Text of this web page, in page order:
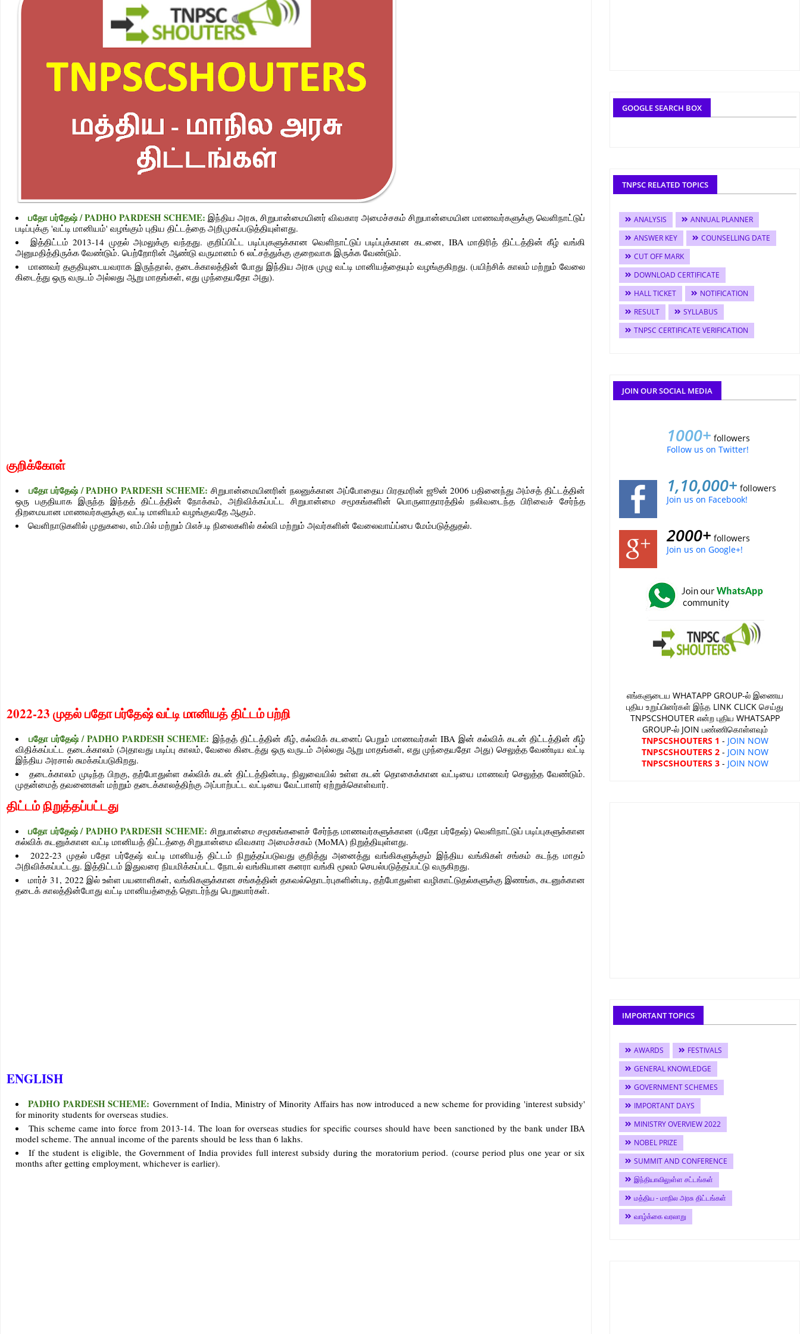
பதோ பர்தேஷ் / PADHO PARDESH SCHEME: இந்திய அரசு, சிறுபான்மையினர் விவகார அமைச்சகம் சிறுபான்மையின மாணவர்களுக்கு வெளிநாட்டுப்
படிப்புக்கு 'வட்டி மானியம்' வழங்கும் புதிய திட்டத்தை அறிமுகப்படுத்தியுள்ளது.
இத்திட்டம் 2013-14 முதல் அமலுக்கு வந்தது. குறிப்பிட்ட படிப்புகளுக்கான வெளிநாட்டுப் படிப்புக்கான கடனை, IBA மாதிரித் திட்டத்தின் கீழ் வங்கி
அனுமதித்திருக்க வேண்டும். பெற்றோரின் ஆண்டு வருமானம் 6 லட்சத்துக்கு குறைவாக இருக்க வேண்டும்.
மாணவர் தகுதியுடையவராக இருந்தால், தடைக்காலத்தின் போது இந்திய அரசு முழு வட்டி மானியத்தையும் வழங்குகிறது. (பயிற்சிக் காலம் மற்றும் வேலை
கிடைத்து ஒரு வருடம் அல்லது ஆறு மாதங்கள், எது முந்தையதோ அது).
குறிக்கோள்
பதோ பர்தேஷ் / PADHO PARDESH SCHEME:சிறுபான்மையினரின் நலனுக்கான அப்போதைய பிரதமரின் ஜூன் 2006 பதினைந்து அம்சத் திட்டத்தின்
ஒரு பகுதியாக இருந்த இந்தத் திட்டத்தின் நோக்கம், அறிவிக்கப்பட்ட சிறுபான்மை சமூகங்களின் பொருளாதாரத்தில் நலிவடைந்த பிரிவைச் சேர்ந்த
திறமையான மாணவர்களுக்கு வட்டி மானியம் வழங்குவதே ஆகும்.
வெளிநாடுகளில் முதுகலை, எம்.பில் மற்றும் பிஎச்.டி நிலைகளில் கல்வி மற்றும் அவர்களின் வேலைவாய்ப்பை மேம்படுத்துதல்.
2022-23 முதல் பதோ பர்தேஷ் வட்டி மானியத் திட்டம் பற்றி
பதோ பர்தேஷ் / PADHO PARDESH SCHEME: இந்தத் திட்டத்தின் கீழ், கல்விக் கடனைப் பெறும் மாணவர்கள் IBA இன் கல்விக் கடன் திட்டத்தின் கீழ்
விதிக்கப்பட்ட தடைக்காலம் (அதாவது படிப்பு காலம், வேலை கிடைத்து ஒரு வருடம் அல்லது ஆறு மாதங்கள், எது முந்தையதோ அது) செலுத்த வேண்டிய வட்டி
இந்திய அரசால் சுமக்கப்படுகிறது.
தடைக்காலம் முடிந்த பிறகு, தற்போதுள்ள கல்விக் கடன் திட்டத்தின்படி, நிலுவையில் உள்ள கடன் தொகைக்கான வட்டியை மாணவர் செலுத்த வேண்டும்.
முதன்மைத் தவணைகள் மற்றும் தடைக்காலத்திற்கு அப்பாற்பட்ட வட்டியை வேட்பாளர் ஏற்றுக்கொள்வார்.
திட்டம் நிறுத்தப்பட்டது
பதோ பர்தேஷ் / PADHO PARDESH SCHEME:சிறுபான்மை சமூகங்களைச் சேர்ந்த மாணவர்களுக்கான (பதோ பர்தேஷ்) வெளிநாட்டுப் படிப்புகளுக்கான
கல்விக் கடனுக்கான வட்டி மானியத் திட்டத்தை சிறுபான்மை விவகார அமைச்சகம் (MoMA) நிறுத்தியுள்ளது.
2022-23 முதல் பதோ பர்தேஷ் வட்டி மானியத் திட்டம் நிறுத்தப்படுவது குறித்து அனைத்து வங்கிகளுக்கும் இந்திய வங்கிகள் சங்கம் கடந்த மாதம்
அறிவிக்கப்பட்டது. இத்திட்டம் இதுவரை நியமிக்கப்பட்ட நோடல் வங்கியான கனரா வங்கி மூலம் செயல்படுத்தப்பட்டு வருகிறது.
மார்ச் 31, 2022 இல் உள்ள பயனாளிகள், வங்கிகளுக்கான சங்கத்தின் தகவல்தொடர்புகளின்படி, தற்போதுள்ள வழிகாட்டுதல்களுக்கு இணங்க, கடனுக்கான
தடைக் காலத்தின்போது வட்டி மானியத்தைத் தொடர்ந்து பெறுவார்கள்.
ENGLISH
PADHO PARDESH SCHEME: Government of India, Ministry of Minority Affairs has now introduced a new scheme for providing 'interest subsidy'
for minority students for overseas studies.
This scheme came into force from 2013-14. The loan for overseas studies for specific courses should have been sanctioned by the bank under IBA
model scheme. The annual income of the parents should be less than 6 lakhs.
If the student is eligible, the Government of India provides full interest subsidy during the moratorium period. (course period plus one year or six
months after getting employment, whichever is earlier).
GOOGLE SEARCH BOX
TNPSC RELATED TOPICS
ANALYSIS
ANNUAL PLANNER
ANSWER KEY
COUNSELLING DATE
CUT OFF MARK
DOWNLOAD CERTIFICATE
HALL TICKET
NOTIFICATION
RESULT
SYLLABUS
TNPSC CERTIFICATE VERIFICATION
JOIN OUR SOCIAL MEDIA
1000+ followers
Follow us on Twitter!
1,10,000+ followers
Join us on Facebook!
2000+ followers
Join us on Google+!
எங்களுடைய WHATAPP GROUP-ல் இணைய
புதிய உறுப்பினர்கள் இந்த LINK CLICK செய்து
TNPSCSHOUTER என்ற புதிய WHATSAPP
GROUP-ல் JOIN பண்ணிகொள்ளவும்
TNPSCSHOUTERS 1 - JOIN NOW
TNPSCSHOUTERS 2- JOIN NOW
TNPSCSHOUTERS 3- JOIN NOW
IMPORTANT TOPICS
AWARDS
FESTIVALS
GENERAL KNOWLEDGE
GOVERNMENT SCHEMES
IMPORTANT DAYS
MINISTRY OVERVIEW 2022
NOBEL PRIZE
SUMMIT AND CONFERENCE
இந்தியாவிலுள்ள சட்டங்கள்
மத்திய - மாநில அரசு திட்டங்கள்
வாழ்க்கை வரலாறு